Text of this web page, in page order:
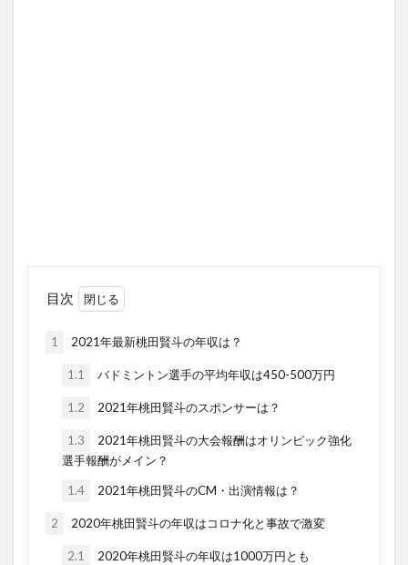
目次
1 2021年最新桃田賢斗の年収は？
1.1 バドミントン選手の平均年収は450-500万円
1.2 2021年桃田賢斗のスポンサーは？
1.3
2021年桃田賢斗の大会報酬はオリンピック強化
選手報酬がメイン？
1.4 2021年桃田賢斗のCM・出演情報は？
2 2020年桃田賢斗の年収はコロナ化と事故で激変
2.1 2020年桃田賢斗の年収は1000万円とも